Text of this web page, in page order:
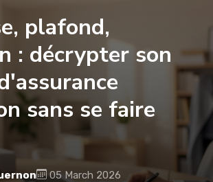
plafond,
: décrypter son
sans se faire
05 March 2026